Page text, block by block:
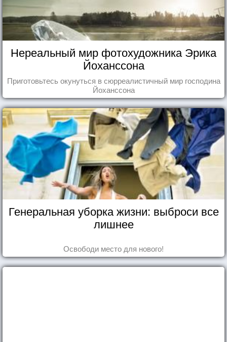
Нереальный мир фотохудожника Эрика
Йоханссона
Приготовьтесь окунуться в сюрреалистичный мир господина
Йоханссона
Генеральная уборка жизни: выброси все
лишнее
Освободи место для нового!